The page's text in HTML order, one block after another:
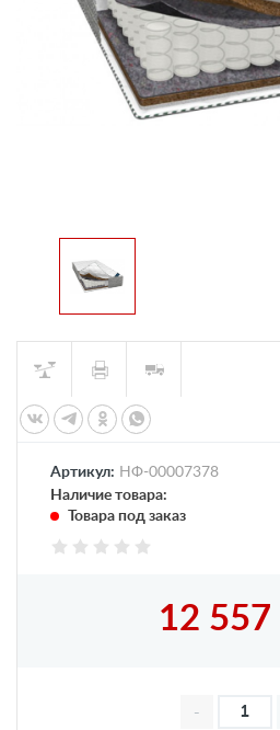
Артикул: НФ-00007378
Наличие товара:
Товара под заказ
12 557